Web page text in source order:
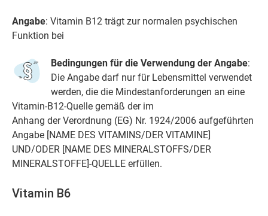
Angabe: Vitamin B12 trägt zur normalen psychischen
Funktion bei
Bedingungen für die Verwendung der Angabe:
Die Angabe darf nur für Lebensmittel verwendet
werden, die die Mindestanforderungen an eine
Vitamin-B12-Quelle gemäß der im
Anhang der Verordnung (EG) Nr. 1924/2006 aufgeführten
Angabe [NAME DES VITAMINS/DER VITAMINE]
UND/ODER [NAME DES MINERALSTOFFS/DER
MINERALSTOFFE]-QUELLE erfüllen.
Vitamin B6